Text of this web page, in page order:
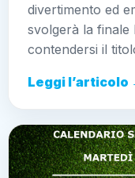
divertimento ed
svolgerà la finale
contendersi il
Leggi l’articolo